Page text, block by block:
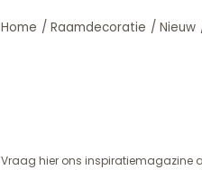
Home / Raamdecoratie / Nieuw
Vraag hier ons inspiratiemagazine